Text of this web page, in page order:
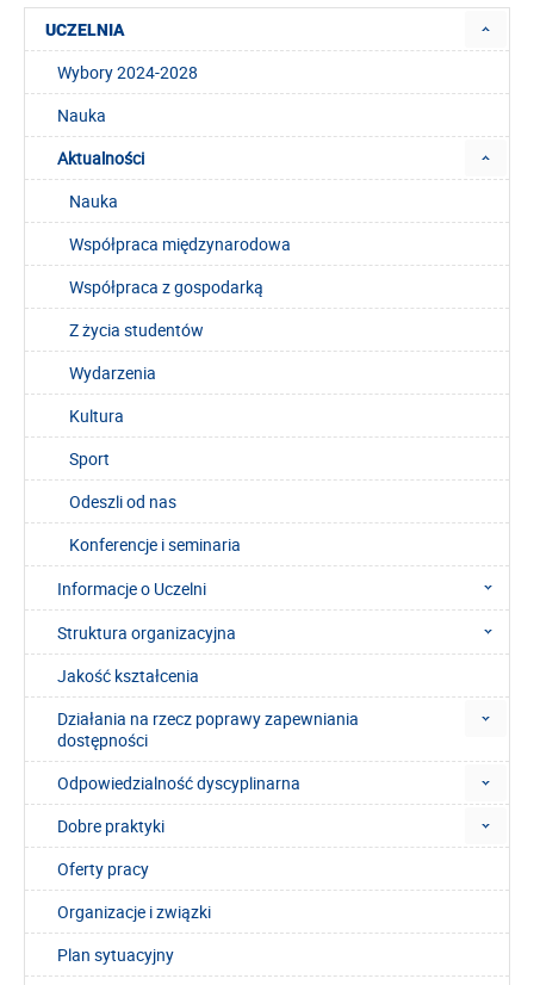
UCZELNIA
Wybory 2024-2028
Nauka
Aktualności
Nauka
Współpraca międzynarodowa
Współpraca z gospodarką
Z życia studentów
Wydarzenia
Kultura
Sport
Odeszli od nas
Konferencje i seminaria
Informacje o Uczelni
Struktura organizacyjna
Jakość kształcenia
Działania na rzecz poprawy zapewniania
dostępności
Odpowiedzialność dyscyplinarna
Dobre praktyki
Oferty pracy
Organizacje i związki
Plan sytuacyjny